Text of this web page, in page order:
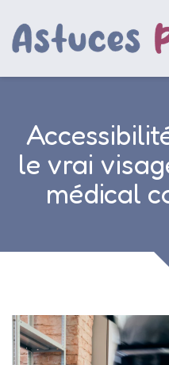
le vrai
médical